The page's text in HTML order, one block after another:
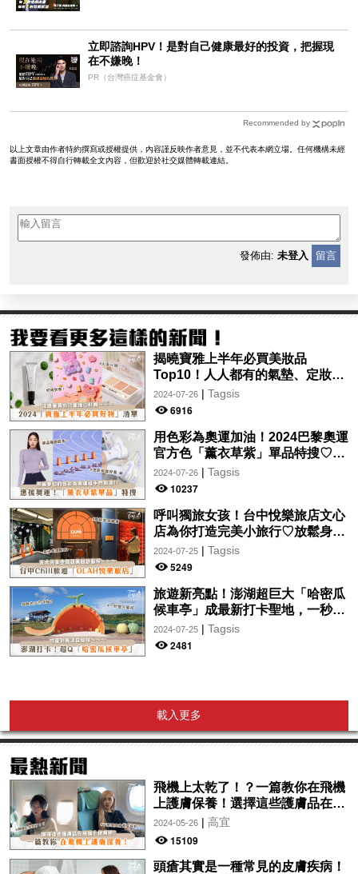
立即諮詢HPV！是對自己健康最好的投資，把握現
在不嫌晚！
PR（台灣癌症基金會）
Recommended by
以上文章由作者特約撰寫或授權提供，內容謹反映作者意見，並不代表本網立場。任何機構未經
書面授權不得自行轉載全文內容，但歡迎於社交媒體轉載連結。
發佈由: 未登入 留言
揭曉寶雅上半年必買美妝品
Top10！人人都有的氣墊、定妝噴
霧、保養品～幫你找到最值得入手
的好物♡
2024-07-26| Tagsis
6916
用色彩為奧運加油！2024巴黎奧運
官方色「薰衣草紫」單品特搜♡讓
你從頭到腳、隨時充滿奧運氛圍～
2024-07-26| Tagsis
10237
呼叫獨旅女孩！台中悅樂旅店文心
店為你打造完美小旅行♡放鬆身心
的絕美住宿！交通便利、設計時
尚，拍美照so easy～
2024-07-25| Tagsis
5249
旅遊新亮點！澎湖超巨大「哈密瓜
候車亭」成最新打卡聖地，一秒走
入童話故事中♡
2024-07-25| Tagsis
2481
載入更多
飛機上太乾了！？一篇教你在飛機
上護膚保養！選擇這些護膚品在飛
機上使用吧！
2024-05-26| 高宜
15109
頭瘡其實是一種常見的皮膚疾病！